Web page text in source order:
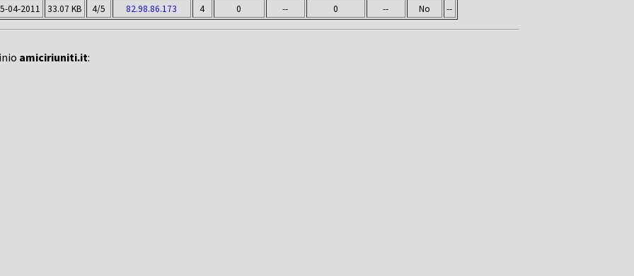
04-2011
33.07 KB 4/5 82.98.86.173 4 0 -- 0 -- No --
amiciriuniti.it: